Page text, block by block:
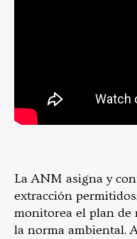
La ANM asigna y
extracción
monitorea el plan de
la norma ambiental.